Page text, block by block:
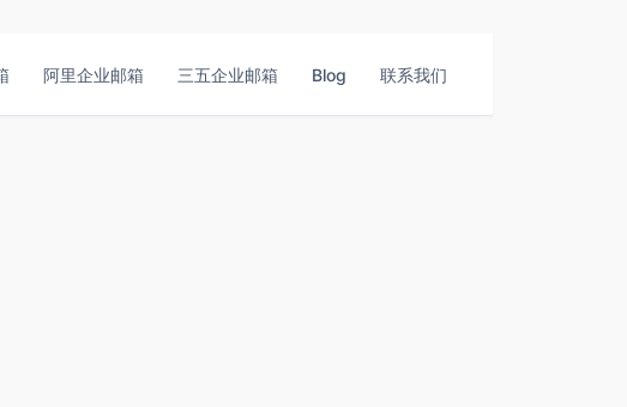
阿里企业邮箱 三五企业邮箱 Blog 联系我们